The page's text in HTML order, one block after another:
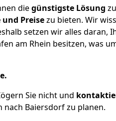
diegünstigste Lösung
Preisezu bieten. Wir
setzen wir alles daran,
am Rhein besitzen, was
Sie nicht und
Baiersdorf zu planen.